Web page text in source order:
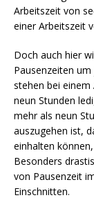
Arbeitszeit von
einer Arbeitszeit
Doch auch hier
Pausenzeiten
stehen bei einem
neun Stunden
mehr als neun
auszugehen ist,
einhalten
Besonders
von Pausenzeit
Einschnitten.